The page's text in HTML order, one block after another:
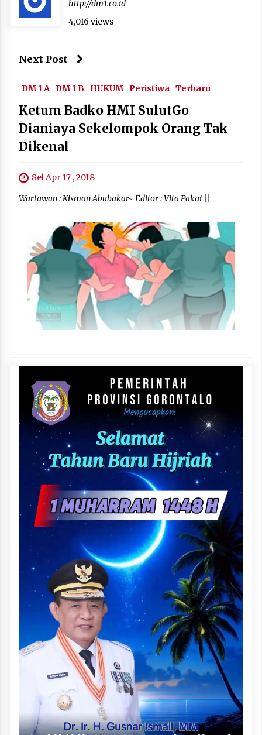
http://dm1.co.id
4,016 views
Next Post
DM 1 A DM 1 B HUKUM Peristiwa Terbaru
Ketum Badko HMI SulutGo
Dianiaya Sekelompok Orang Tak
Dikenal
Sel Apr 17 , 2018
Wartawan : Kisman Abubakar~ Editor : Vita Pakai ||